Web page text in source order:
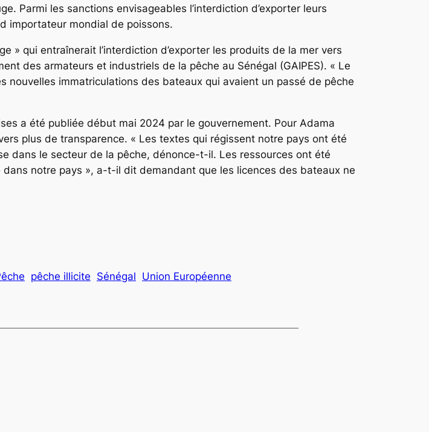
Parmi les sanctions envisageables l’interdiction d’exporter leurs
importateur mondial de poissons.
» qui entraînerait l’interdiction d’exporter les produits de la mer vers
des armateurs et industriels de la pêche au Sénégal (GAIPES). « Le
immatriculations des bateaux qui avaient un passé de pêche
a été publiée début mai 2024 par le gouvernement. Pour Adama
plus de transparence. « Les textes qui régissent notre pays ont été
dans le secteur de la pêche, dénonce-t-il. Les ressources ont été
notre pays », a-t-il dit demandant que les licences des bateaux ne
pêche illicite Sénégal Union Européenne